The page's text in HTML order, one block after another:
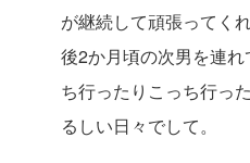
が継続して頑張ってく
後2か月頃の次男を連
ち行ったりこっち行っ
るしい日々でして。